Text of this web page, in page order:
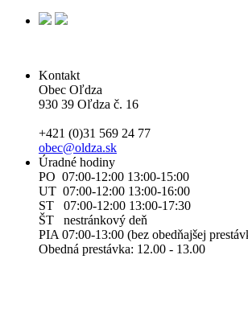
Kontakt
Obec Oľdza
930 39 Oľdza č. 16
+421 (0)31 569 24 77
obec@oldza.sk
Úradné hodiny
PO 07:00-12:00 13:00-15:00
UT 07:00-12:00 13:00-16:00
ST 07:00-12:00 13:00-17:30
ŠT nestránkový deň
PIA 07:00-13:00 (bez obedňajšej
Obedná prestávka: 12.00 - 13.00